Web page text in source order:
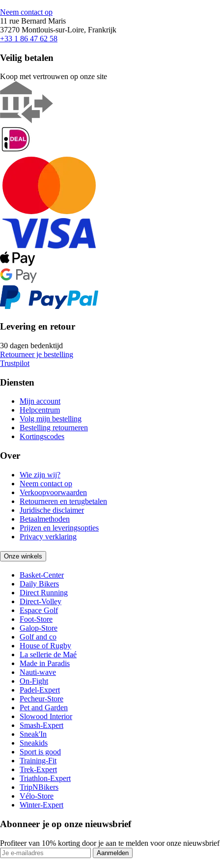
Neem contact op
11 rue Bernard Maris
37270 Montlouis-sur-Loire, Frankrijk
+33 1 86 47 62 58
Veilig betalen
Koop met vertrouwen op onze site
Levering en retour
30 dagen bedenktijd
Retourneer je bestelling
Trustpilot
Diensten
Mijn account
Helpcentrum
Volg mijn bestelling
Bestelling retourneren
Kortingscodes
Over
Wie zijn wij?
Neem contact op
Verkoopvoorwaarden
Retourneren en terugbetalen
Juridische disclaimer
Betaalmethoden
Prijzen en leveringsopties
Privacy verklaring
Onze winkels
Basket-Center
Daily Bikers
Direct Running
Direct-Volley
Espace Golf
Foot-Store
Galop-Store
Golf and co
House of Rugby
La sellerie de Maé
Made in Paradis
Nauti-wave
On-Fight
Padel-Expert
Pecheur-Store
Pet and Garden
Slowood Interior
Smash-Expert
Sneak'In
Sneakids
Sport is good
Training-Fit
Trek-Expert
Triathlon-Expert
TripNBikers
Vélo-Store
Winter-Expert
Abonneer je op onze nieuwsbrief
Profiteer van 10% korting door je aan te melden voor onze nieuwsbrief
Aanmelden